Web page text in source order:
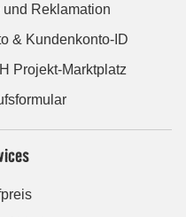
Reklamation
& Kundenkonto-ID
Projekt-Marktplatz